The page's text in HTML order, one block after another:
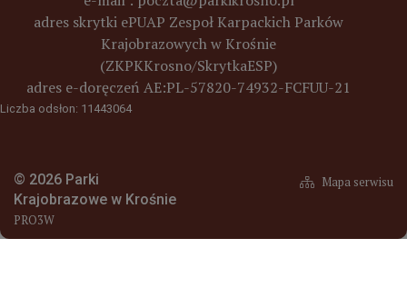
adres skrytki ePUAP Zespoł Karpackich Parków
Krajobrazowych w Krośnie
(ZKPKKrosno/SkrytkaESP)
adres e-doręczeń AE:PL-57820-74932-FCFUU-21
Liczba odsłon: 11443064
© 2026 Parki
Krajobrazowe w Krośnie
PRO3W
Mapa serwisu